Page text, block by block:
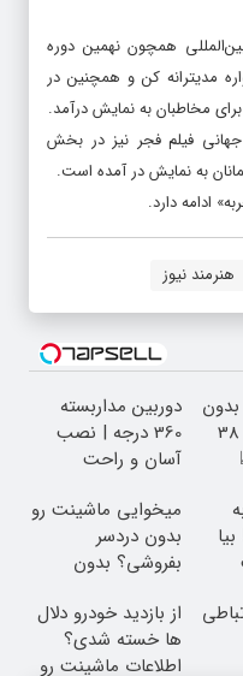
همچون نهمین دوره
مدیترانه کن و همچنین در
مخاطبان به نمایش درآمد.
فیلم فجر نیز در بخش
به نمایش در آمده است.
ادامه دارد.
هنرمند نیوز
ریسک با سود 38
دوربین مداربسته
360 درجه | نصب
آسان و راحت
میخوایی ماشینت رو
بدون دردسر
بفروشی؟ بدون
از بازدید خودرو دلال
ها خسته شدی؟
اطلاعات ماشینت رو